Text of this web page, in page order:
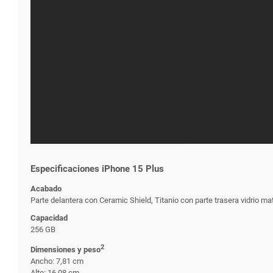
Especificaciones iPhone 15 Plus
Acabado
Parte delantera con Ceramic Shield, Titanio con parte trasera vidrio
Capacidad
256 GB
Dimensiones y peso2
Ancho: 7,81 cm